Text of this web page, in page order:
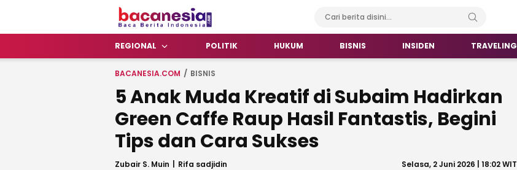
Bacanesia.com
Baca Berita Indonesia
REGIONAL POLITIK HUKUM BISNIS INSIDEN TRAVELING
BACANESIA.COM BISNIS
5 Anak Muda Kreatif di Subaim Hadirkan
Green Caffe Raup Hasil Fantastis, Begini
Tips dan Cara Sukses
Zubair S. Muin Rifa sadjidin Selasa, 2 Juni 2026 | 18:02 WIT